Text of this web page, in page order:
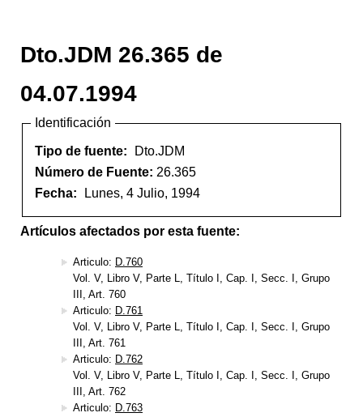
Dto.JDM 26.365 de
04.07.1994
Identificación
Tipo de fuente:
Dto.JDM
Número de Fuente: 26.365
Fecha:
Lunes, 4 Julio, 1994
Artículos afectados por esta fuente:
Articulo: D.760
Vol. V, Libro V, Parte L, Título I, Cap. I, Secc. I, Grupo
III, Art. 760
Articulo: D.761
Vol. V, Libro V, Parte L, Título I, Cap. I, Secc. I, Grupo
III, Art. 761
Articulo: D.762
Vol. V, Libro V, Parte L, Título I, Cap. I, Secc. I, Grupo
III, Art. 762
Articulo: D.763